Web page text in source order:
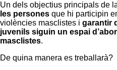
Un dels objectius principals de
les persones que hi participin
violències masclistes i garantir
juvenils siguin un espai
masclistes.
De quina manera es treballarà?